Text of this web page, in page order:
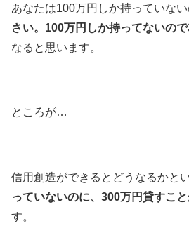
あなたは100万円しか持っていない
さい。100万円しか持ってないので
なると思います。
ところが…
信用創造ができるとどうなるかとい
っていないのに、300万円貸すこ
す。